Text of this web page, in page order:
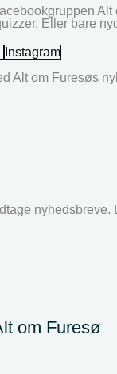
Alt
Eller bare
Instagram
Alt om Furesøs
om Furesø